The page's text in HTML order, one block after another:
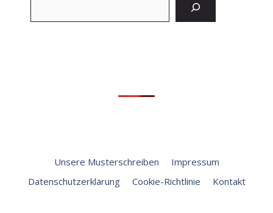
Unsere Musterschreiben
Impressum
Datenschutzerklärung
Cookie-Richtlinie Kontakt